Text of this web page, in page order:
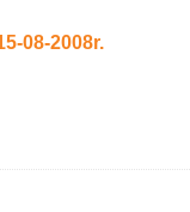
08-2008r.